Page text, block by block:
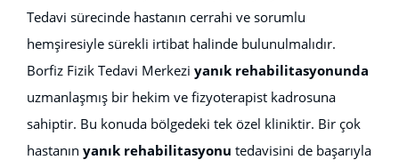
Tedavi sürecinde hastanın cerrahi ve sorumlu
hemşiresiyle sürekli irtibat halinde bulunulmalıdır.
Borfiz Fizik Tedavi Merkezi yanık rehabilitasyonunda
uzmanlaşmış bir hekim ve fizyoterapist kadrosuna
sahiptir. Bu konuda bölgedeki tek özel kliniktir. Bir çok
hastanın yanık rehabilitasyonu tedavisini de başarıyla